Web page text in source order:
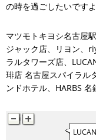
の時を過ごしたいですよ
マツモトキヨシ名古屋
ジャック店、リヨン、
ラルタワーズ店、
琲店 名古屋スパイラル
ンドホテル、HARBS